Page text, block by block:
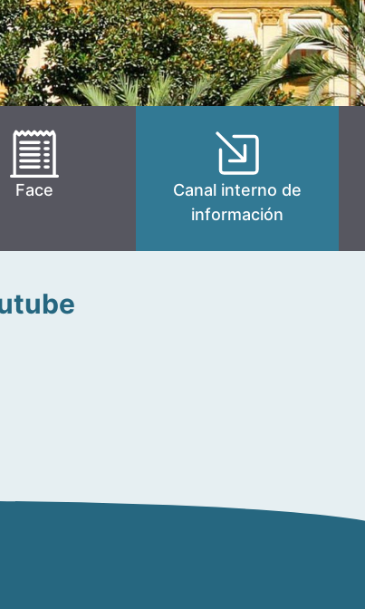
Face
Canal interno de
información